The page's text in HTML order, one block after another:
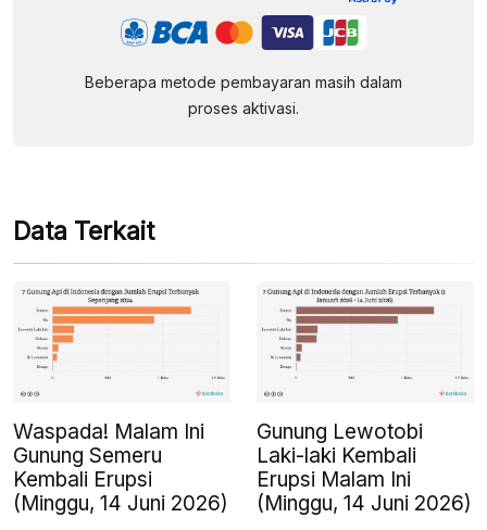
Beberapa metode pembayaran masih dalam
proses aktivasi.
Data Terkait
Waspada! Malam Ini
Gunung Semeru
Kembali Erupsi
(Minggu, 14 Juni 2026)
Gunung Lewotobi
Laki-laki Kembali
Erupsi Malam Ini
(Minggu, 14 Juni 2026)